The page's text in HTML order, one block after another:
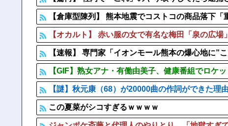
【倉庫型陳列】 熊本地震でコストコの商品落下
【オカルト】 赤い服の女で有名な梅田「泉の広
【速報】 専門家「イオンモール熊本の爆心地に”
【GIF】熟女アナ・有働由美子、健康番組でロケ
【謎】秋元康（68）が20000曲の作詞ができた理由
この夏菜がシコすぎるｗｗｗｗ